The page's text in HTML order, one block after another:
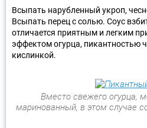
Всыпать нарубленный укроп,
Всыпать перец с солью. Соус
отличается приятным и легким
эффектом огурца, пикантностью
кислинкой.
Вместо свежего огурца,
маринованный, в этом случае